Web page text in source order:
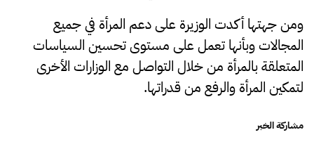
ومن جهتها أكدت الوزيرة على دعم المرأة في جميع
المجالات وبأنها تعمل على مستوى تحسين السياسات
المتعلقة بالمرأة من خلال التواصل مع الوزارات الأخرى
لتمكين المرأة والرفع من قدراتها.
مشاركة الخبر